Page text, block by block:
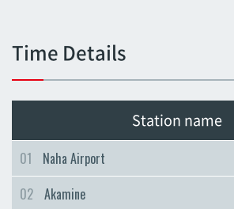
Asahibashi
Prefectural Office
Miebashi
Time Details
Station name
01
Naha Airport
02 Akamine